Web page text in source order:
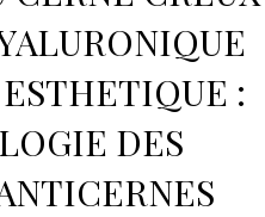
:
DES